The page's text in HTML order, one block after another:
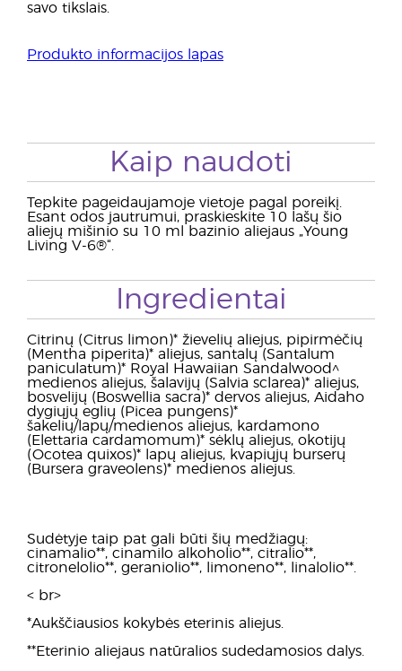
savo tikslais.
Produkto informacijos lapas
Kaip naudoti
Tepkite pageidaujamoje vietoje pagal poreikį.
Esant odos jautrumui, praskieskite 10 lašų šio
aliejų mišinio su 10 ml bazinio aliejaus „Young
Living V-6®“.
Ingredientai
Citrinų (Citrus limon)* žievelių aliejus, pipirmėčių
(Mentha piperita)* aliejus, santalų (Santalum
paniculatum)* Royal Hawaiian Sandalwood^
medienos aliejus, šalavijų (Salvia sclarea)* aliejus,
bosvelijų (Boswellia sacra)* dervos aliejus, Aidaho
dygiųjų eglių (Picea pungens)*
šakelių/lapų/medienos aliejus, kardamono
(Elettaria cardamomum)* sėklų aliejus, okotijų
(Ocotea quixos)* lapų aliejus, kvapiųjų burserų
(Bursera graveolens)* medienos aliejus.
Sudėtyje taip pat gali būti šių medžiagų:
cinamalio**, cinamilo alkoholio**, citralio**,
citronelolio**, geraniolio**, limoneno**, linalolio**.
< br>
*Aukščiausios kokybės eterinis aliejus.
**Eterinio aliejaus natūralios sudedamosios dalys.